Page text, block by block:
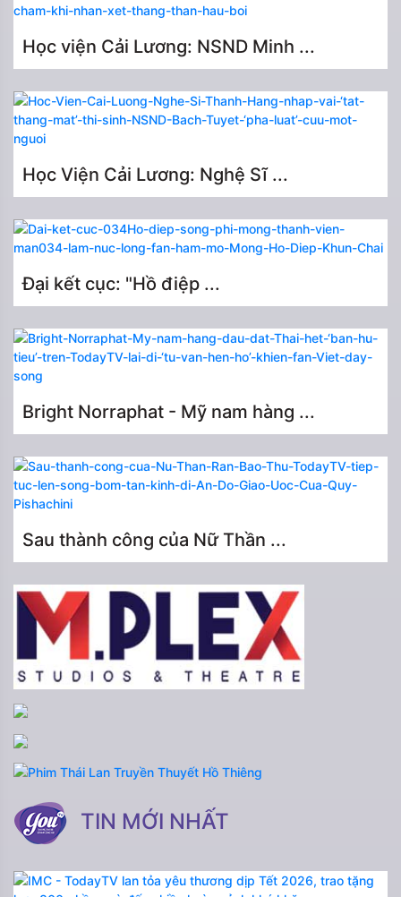
Học viện Cải Lương: NSND Minh ...
Học Viện Cải Lương: Nghệ Sĩ ...
Đại kết cục: "Hồ điệp ...
Bright Norraphat - Mỹ nam hàng ...
Sau thành công của Nữ Thần ...
TIN MỚI NHẤT